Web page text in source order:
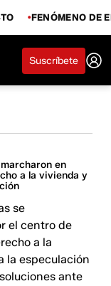
FENÓMENO DE
Suscríbete
en
a la vivienda y
se
el centro de
a la
la especulación
ante